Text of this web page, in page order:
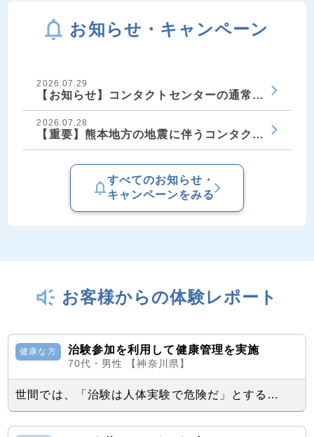
お知らせ・キャンペーン
2026.07.29
【お知らせ】コンタクトセンターの通常稼働再開
2026.07.28
【重要】熊本地方の地震に伴うコンタクトセンタ
すべてのお知らせ・
キャンペーンをみる
お客様からの体験レポート
健康な方 治験参加を利用して健康管理を実施
70代・男性 【神奈川県】
世間では、「治験は人体実験で危険だ」とする拒絶反応を示す意見が時々見聞きされます...